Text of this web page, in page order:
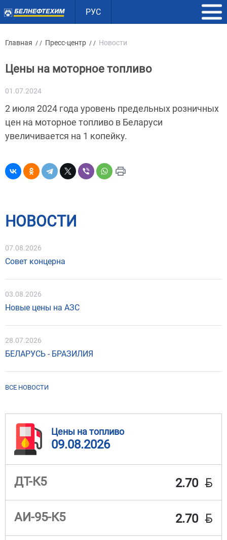
РУС
Главная / / Пресс-центр / / Новости
Цены на моторное топливо
01.07.2024
2 июля 2024 года уровень предельных розничных
цен на моторное топливо в Беларуси
увеличивается на 1 копейку.
НОВОСТИ
07.08.2026
Совет концерна
03.08.2026
Новые цены на АЗС
28.07.2026
БЕЛАРУСЬ - БРАЗИЛИЯ
ВСЕ НОВОСТИ
Цены на топливо
09.08.2026
ДТ-К5 2.70 BYN
АИ-95-К5 2.70 BYN